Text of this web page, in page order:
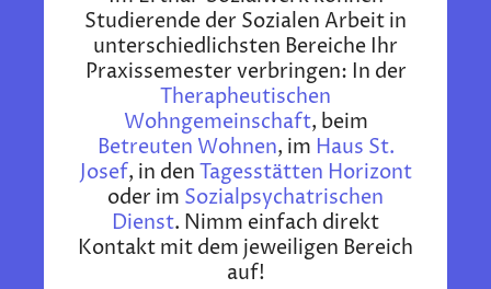
Studierende der Sozialen Arbeit in
unterschiedlichsten Bereiche Ihr
Praxissemester verbringen: In der
Therapheutischen
Wohngemeinschaft, beim
Betreuten Wohnen, im Haus St.
Josef, in den Tagesstätten Horizont
oder im Sozialpsychatrischen
Dienst. Nimm einfach direkt
Kontakt mit dem jeweiligen Bereich
auf!